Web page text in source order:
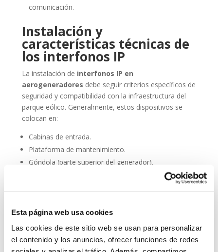
Esta página web usa cookies
Las cookies de este sitio web se usan para personalizar
el contenido y los anuncios, ofrecer funciones de redes
comunicación.
Instalación y
características técnicas de
los interfonos IP
La instalación de interfonos IP en
aerogeneradores debe seguir criterios específicos de
seguridad y compatibilidad con la infraestructura del
parque eólico. Generalmente, estos dispositivos se
colocan en:
Cabinas de entrada.
Plataforma de mantenimiento.
Góndola (parte superior del generador).
al agua (IP66 o superior), resistencia al polvo,
integración en sistemas SCADA.
Entre sus principales características técnicas destacan: